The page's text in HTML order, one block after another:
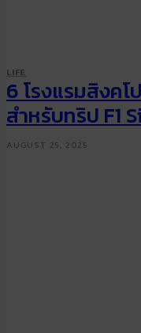
LIFE
6 โรงแรมสิงค
สำหรับทริป F1
AUGUST 25, 2025